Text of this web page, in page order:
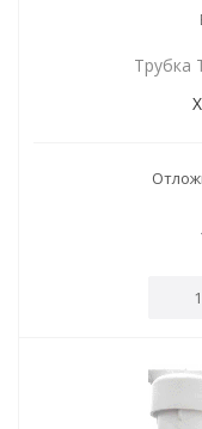
Трубка